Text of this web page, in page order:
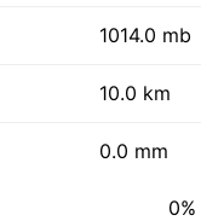
1014.0 mb
10.0 km
0.0 mm
0%